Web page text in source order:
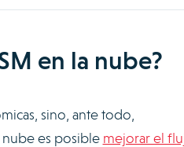
en la nube?
sino, ante todo,
nube es posible mejorar el